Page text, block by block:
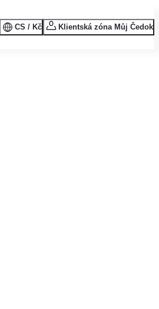
CS / Kč Klientská zóna Můj Čedok